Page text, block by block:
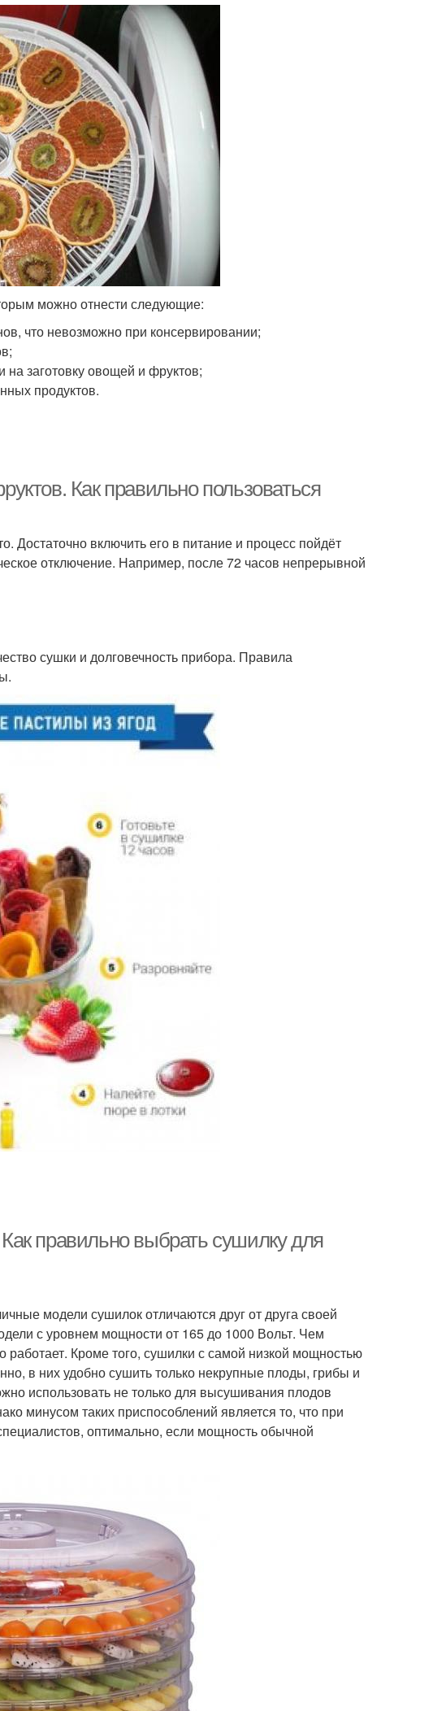
можно отнести следующие:
что невозможно при консервировании;
заготовку овощей и фруктов;
продуктов.
Как правильно пользоваться
Достаточно включить его в питание и процесс пойдёт
отключение. Например, после 72 часов непрерывной
сушки и долговечность прибора. Правила
правильно выбрать сушилку для
модели сушилок отличаются друг от друга своей
с уровнем мощности от 165 до 1000 Вольт. Чем
Кроме того, сушилки с самой низкой мощностью
в них удобно сушить только некрупные плоды, грибы и
использовать не только для высушивания плодов
минусом таких приспособлений является то, что при
оптимально, если мощность обычной